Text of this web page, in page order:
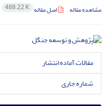
مشاهده مقاله اصل مقاله 488.22 K
مقالات آماده انتشار
شماره جاری